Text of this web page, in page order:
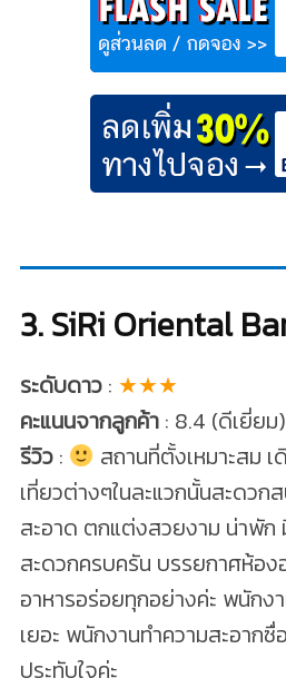
3. SiRi Oriental
ระดับดาว: ★★★
คะแนนจากลูกค้า: 8.4 (ดีเยี่ยม)
รีวิว:
สถานที่ตั้งเหมาะสม
เที่ยวต่างๆในละแวกนั้นสะดว
สะอาด ตกแต่งสวยงาม น่าพัก
สะดวกครบครัน บรรยกาศห้อง
อาหารอร่อยทุกอย่างค่ะ พนัก
เยอะ พนักงานทำความสะอาก
ประทับใจค่ะ